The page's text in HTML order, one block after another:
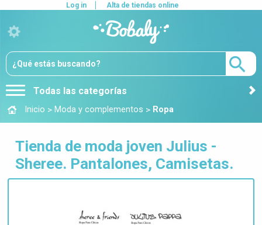
Todas las categorías
Log in Alta de tiendas online
Inicio > Moda y complementos > Ropa
Tienda de moda joven Julius -
Sheree. Pantalones, Camisetas.